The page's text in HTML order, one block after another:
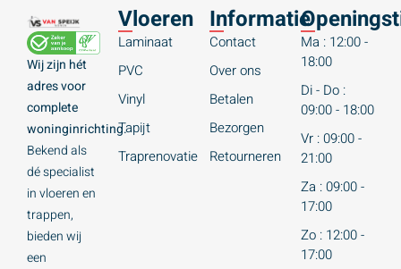
Wij zijn hét
adres voor
complete
woninginrichting.
Bekend als
dé specialist
in vloeren en
trappen,
bieden wij
een
Vloeren
Laminaat
PVC
Vinyl
Tapijt
Traprenovatie
Informatie
Contact
Over ons
Betalen
Bezorgen
Retourneren
Ma : 12:00 -
18:00
Di - Do :
09:00 - 18:00
Vr : 09:00 -
21:00
Za : 09:00 -
17:00
Zo : 12:00 -
17:00